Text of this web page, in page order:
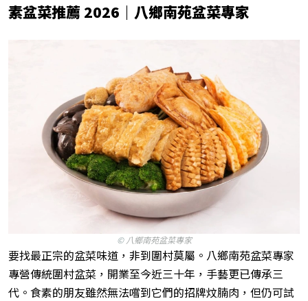
素盆菜推薦 2026 ｜八鄉南苑盆菜專家
© 八鄉南苑盆菜專家
要找最正宗的盆菜味道，非到圍村莫屬。八鄉南苑盆菜專家
專營傳統圍村盆菜，開業至今近三十年，手藝更已傳承三
代。食素的朋友雖然無法嚐到它們的招牌炆腩肉，但仍可試